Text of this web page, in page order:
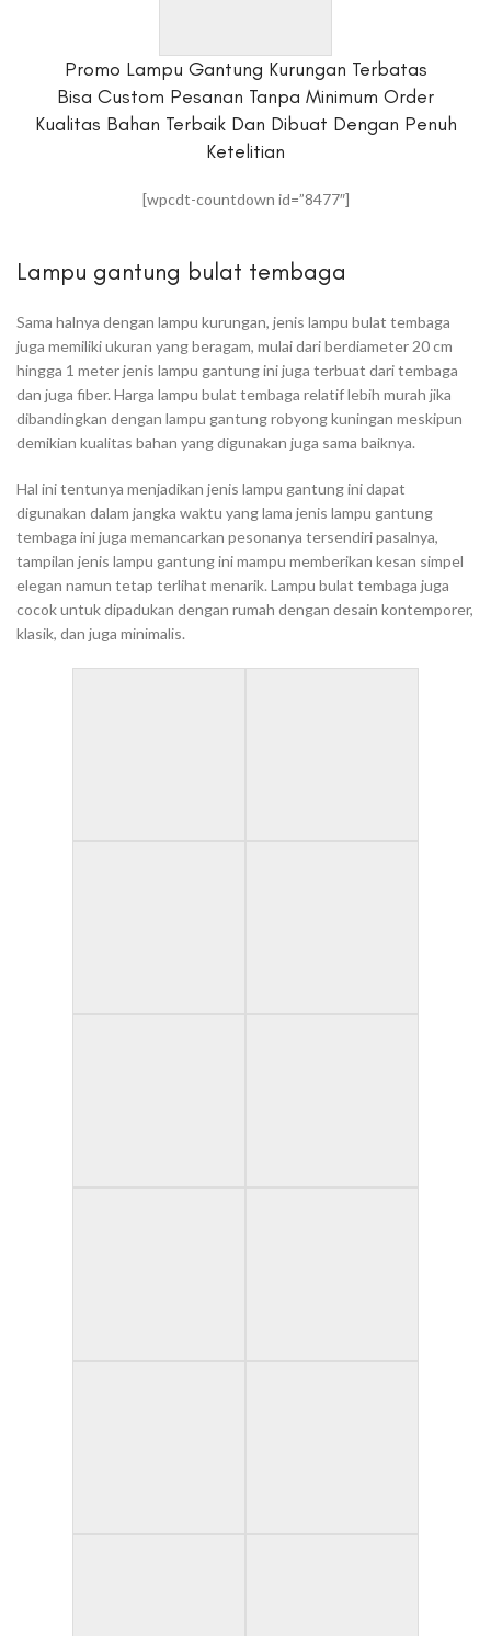
Promo Lampu Gantung Kurungan Terbatas
Bisa Custom Pesanan Tanpa Minimum Order
Kualitas Bahan Terbaik Dan Dibuat Dengan Penuh
Ketelitian
[wpcdt-countdown id=”8477″]
Lampu gantung bulat tembaga
Sama halnya dengan lampu kurungan, jenis lampu bulat tembaga
juga memiliki ukuran yang beragam, mulai dari berdiameter 20 cm
hingga 1 meter jenis lampu gantung ini juga terbuat dari tembaga
dan juga fiber. Harga lampu bulat tembaga relatif lebih murah jika
dibandingkan dengan lampu gantung robyong kuningan meskipun
demikian kualitas bahan yang digunakan juga sama baiknya.
Hal ini tentunya menjadikan jenis lampu gantung ini dapat
digunakan dalam jangka waktu yang lama jenis lampu gantung
tembaga ini juga memancarkan pesonanya tersendiri pasalnya,
tampilan jenis lampu gantung ini mampu memberikan kesan simpel
elegan namun tetap terlihat menarik. Lampu bulat tembaga juga
cocok untuk dipadukan dengan rumah dengan desain kontemporer,
klasik, dan juga minimalis.